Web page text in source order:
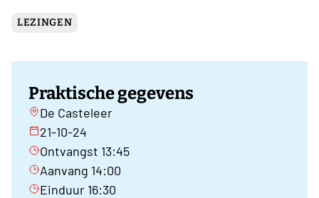
LEZINGEN
Praktische gegevens
De Casteleer
21-10-24
Ontvangst 13:45
Aanvang 14:00
Einduur 16:30